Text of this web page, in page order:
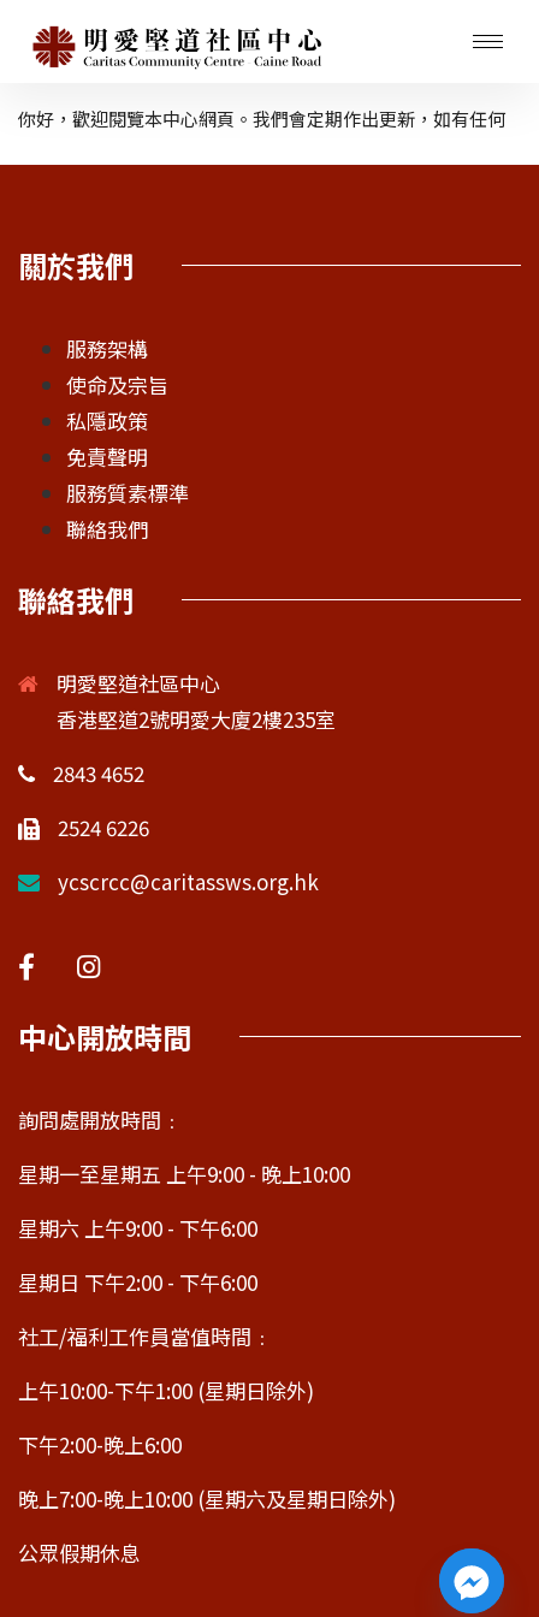
你好，歡迎閱覽本中心網頁。我們會定期作出更新，如有任何
關於我們
服務架構
使命及宗旨
私隱政策
免責聲明
服務質素標準
聯絡我們
聯絡我們
明愛堅道社區中心
香港堅道2號明愛大廈2樓235室
2843 4652
2524 6226
ycscrcc@caritassws.org.hk
中心開放時間
詢問處開放時間﹕
星期一至星期五 上午9:00 - 晚上10:00
星期六 上午9:00 - 下午6:00
星期日 下午2:00 - 下午6:00
社工/福利工作員當值時間﹕
上午10:00-下午1:00 (星期日除外)
下午2:00-晚上6:00
晚上7:00-晚上10:00 (星期六及星期日除外)
公眾假期休息